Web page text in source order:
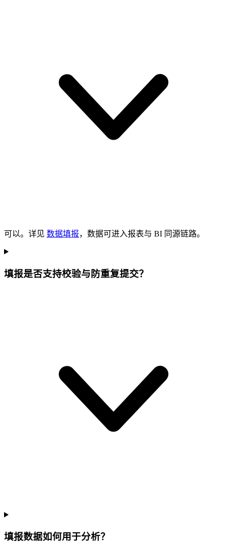
可以。详见 数据填报，数据可进入报表与 BI 同源链路。
填报是否支持校验与防重复提交？
填报数据如何用于分析？